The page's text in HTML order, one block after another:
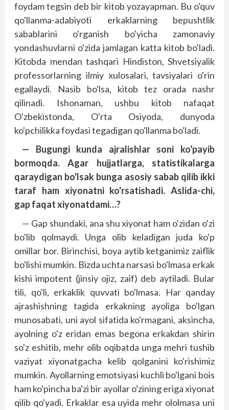
foydam tegsin deb bir kitob yozayapman. Bu o'quv
qo'llanma-­adabiyoti erkaklarning bepushtlik
sabablarini o'rganish bo'yicha zamonaviy
yondashuvlarni o'zida jamlagan katta kitob bo'ladi.
Kitobda mendan tashqari Hindiston, Shvetsiyalik
professorlarning ilmiy xulosalari, tavsiyalari o'rin
egallaydi. Nasib bo'lsa, kitob tez orada nashr
qilinadi. Ishonaman, ushbu kitob nafaqat
O'zbekistonda, O'rta Osiyoda, dunyoda
ko'pchilikka foydasi tegadigan qo'llanma bo'ladi.
— Bugungi kunda ajralishlar soni ko'payib
bormoqda. Agar hujjatlarga, statistikalarga
qaraydigan bo'lsak bunga asosiy sabab qilib ikki
taraf ham xiyonatni ko'rsatishadi. Aslida-chi,
gap faqat xiyonatdami…?
— Gap shundaki, ana shu xiyonat ham o'zidan o'zi
bo'lib qolmaydi. Unga olib keladigan juda ko'p
omillar bor. Birinchisi, boya aytib ketganimiz zaiflik
bo'lishi mumkin. Bizda uchta narsasi bo'lmasa erkak
kishi impotent (jinsiy ojiz, zaif) deb aytiladi. Bular
tili, qo'li, erkaklik quvvati bo'lmasa. Har qanday
ajrashishning tagida erkakning ayoliga bo'lgan
munosabati, uni ayol sifatida ko'rmagani, aksincha,
ayolning o'z eridan emas begona erkakdan shirin
so'z eshitib, mehr olib oqibatda unga mehri tushib
vaziyat xiyonatgacha kelib qolganini ko'rishimiz
mumkin. Ayollarning emotsiyasi kuchli bo'lgani bois
ham ko'pincha ba'zi bir ayollar o'zining eriga xiyonat
qilib qo'yadi. Erkaklar esa uyida mehr ololmasa uni